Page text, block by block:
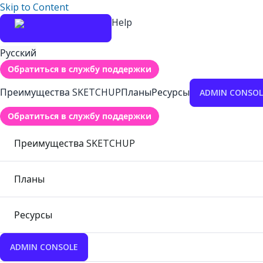
Skip to Content
Help
Русский
Обратиться в службу поддержки
Преимущества SKETCHUPПланыРесурсы ADMIN
Обратиться в службу поддержки
Преимущества SKETCHUP
Планы
Ресурсы
ADMIN CONSOLE